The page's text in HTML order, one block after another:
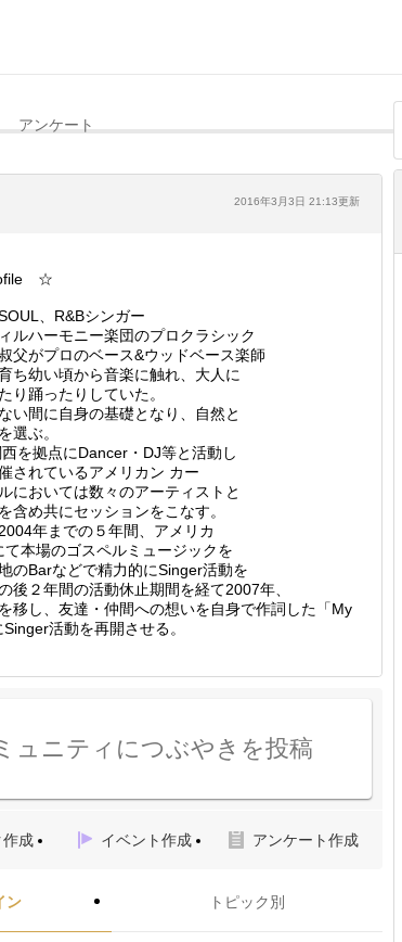
アンケート
2016年3月3日 21:13更新
☆
、R&Bシンガー
ルハーモニー楽団のプロクラシック
父がプロのベース&ウッドベース楽師
ち幼い頃から音楽に触れ、大人に
り踊ったりしていた。
い間に自身の基礎となり、自然と
選ぶ。
を拠点にDancer・DJ等と活動し
されているアメリカン カー
においては数々のアーティストと
含め共にセッションをこなす。
年までの５年間、アメリカ
て本場のゴスペルミュージックを
のBarなどで精力的にSinger活動を
後２年間の活動休止期間を経て2007年、
移し、友達・仲間への想いを自身で作詞した「My
活動を再開させる。
ュニティにつぶやきを投稿
作成 イベント作成 アンケート作成
ン トピック別